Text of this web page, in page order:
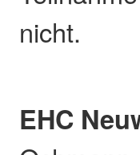
nicht.
EHC